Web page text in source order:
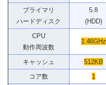
プライマリ
ハードディスク
5.8
(HDD)
CPU
動作周波数
1.46GHz
キャッシュ 512KB
コア数
1